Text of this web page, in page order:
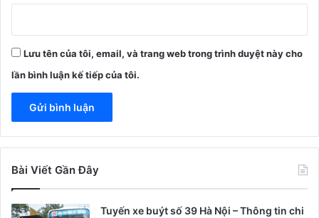
Lưu tên của tôi, email, và trang web trong trình duyệt này cho
lần bình luận kế tiếp của tôi.
Bài Viết Gần Đây
Tuyến xe buýt số 39 Hà Nội – Thông tin chi